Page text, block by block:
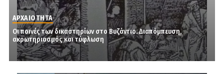
ΑΡΧΑΙΟΤΗΤΑ
Οι ποινές των δικαστηρίων στο Βυζάντιο. Διαπόμπευση,
ακρωτηριασμός και τύφλωση